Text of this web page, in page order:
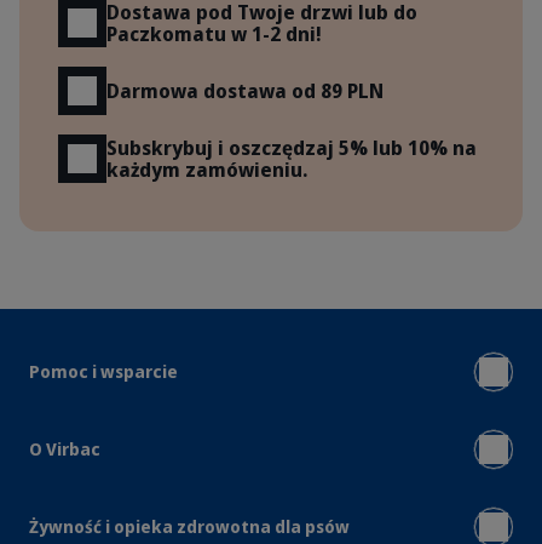
Dostawa pod Twoje drzwi lub do
Paczkomatu w 1-2 dni!
Darmowa dostawa od 89 PLN
Subskrybuj i oszczędzaj 5% lub 10% na
każdym zamówieniu.
Pomoc i wsparcie
O Virbac
Żywność i opieka zdrowotna dla psów